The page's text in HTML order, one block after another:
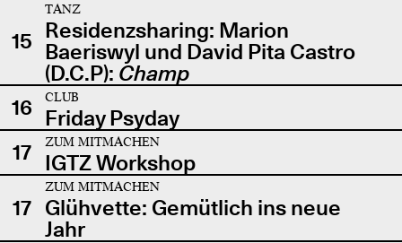
15
TANZ
Residenzsharing: Marion
Baeriswyl und David Pita Castro
(D.C.P): Champ
16
CLUB
Friday Psyday
17
ZUM MITMACHEN
IGTZ Workshop
17
ZUM MITMACHEN
Glühvette: Gemütlich ins neue
Jahr